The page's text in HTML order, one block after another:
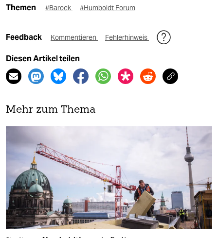
Themen #Barock #Humboldt Forum
Feedback Kommentieren Fehlerhinweis
Diesen Artikel teilen
Mehr zum Thema